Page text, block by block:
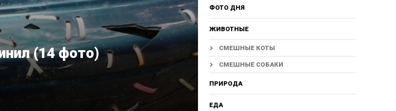
(14 фото)
ФОТО ДНЯ
ЖИВОТНЫЕ
СМЕШНЫЕ КОТЫ
СМЕШНЫЕ СОБАКИ
ПРИРОДА
ЕДА